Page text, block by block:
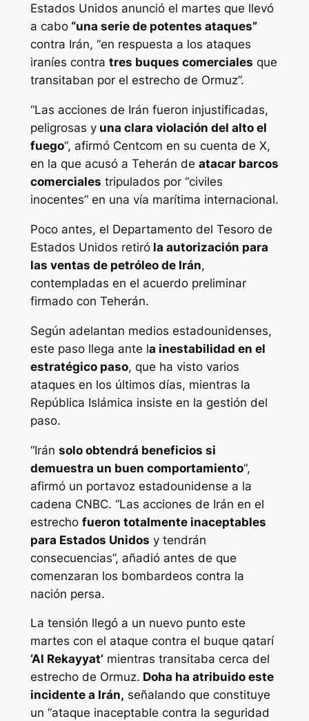
Estados Unidos anunció el martes que llevó
a cabo“una serie de potentes ataques”
contra Irán, “en respuesta a los ataques
iraníes contra tres buques comerciales que
transitaban por el estrecho de Ormuz”.
“Las acciones de Irán fueron injustificadas,
peligrosas yuna clara violación del alto el
fuego“, afirmó Centcom en su cuenta de X,
en la que acusó a Teherán de atacar barcos
comerciales tripulados por “civiles
inocentes” en una vía marítima internacional.
Poco antes, el Departamento del Tesoro de
Estados Unidos retiróla autorización para
las ventas de petróleo de Irán,
contempladas en el acuerdo preliminar
firmado con Teherán.
Según adelantan medios estadounidenses,
este paso llega ante la inestabilidad en el
estratégico paso, que ha visto varios
ataques en los últimos días, mientras la
República Islámica insiste en la gestión del
paso.
“Irán solo obtendrá beneficios si
demuestra un buen comportamiento“,
afirmó un portavoz estadounidense a la
cadena CNBC. “Las acciones de Irán en el
estrecho fueron totalmente inaceptables
para Estados Unidos y tendrán
consecuencias”, añadió antes de que
comenzaran los bombardeos contra la
nación persa.
La tensión llegó a un nuevo punto este
martes con el ataque contra el buque qatarí
‘Al Rekayyat’mientras transitaba cerca del
estrecho de Ormuz. Doha ha atribuido este
incidente a Irán, señalando que constituye
un “ataque inaceptable contra la seguridad